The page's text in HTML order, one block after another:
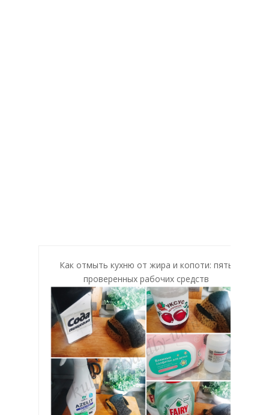
Как отмыть кухню от жира и копоти: пять
проверенных рабочих средств